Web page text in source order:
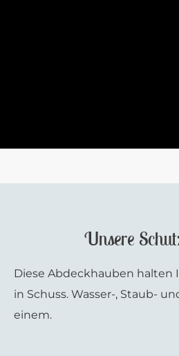
Unsere
Diese Abdeckhauben halten
in Schuss. Wasser-, Staub-
einem.